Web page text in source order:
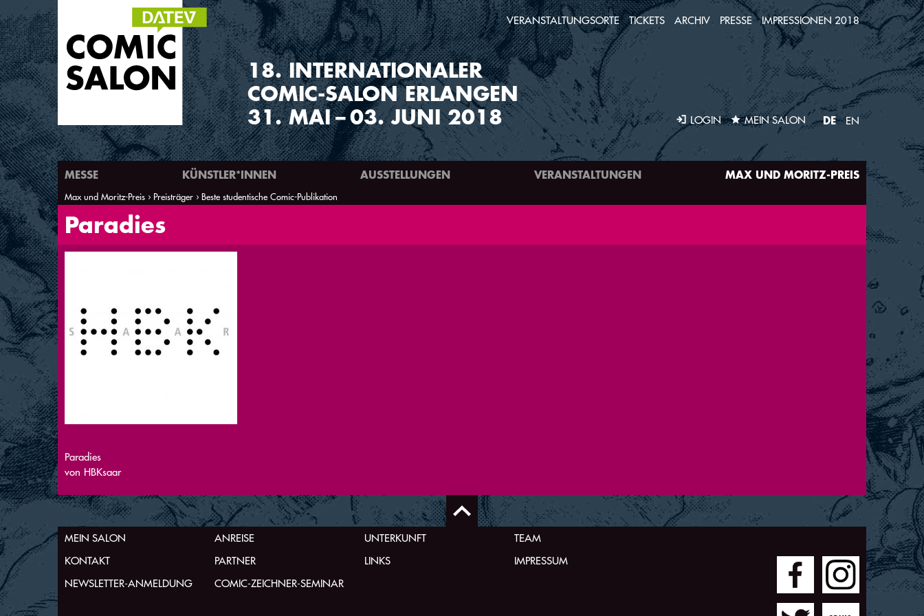
18.INTERNATIONALER
COMIC-SALON ERLANGEN
31. MAI–03. JUNI 2018 LOGIN MEIN SALON DE EN
MESSE KÜNSTLER*INNEN AUSSTELLUNGEN VERANSTALTUNGEN MAX UND MORITZ-PREIS
VERANSTALTUNGSORTE TICKETS ARCHIV PRESSE IMPRESSIONEN 2018
Sie sind hier
Max und Moritz-Preis Preisträger Beste studentische Comic-Publikation
Paradies
Paradies
von HBKsaar
MEIN SALON ANREISE UNTERKUNFT
TEAM
KONTAKT
PARTNER LINKS
IMPRESSUM
NEWSLETTER-ANMELDUNG
COMIC-ZEICHNER-SEMINAR